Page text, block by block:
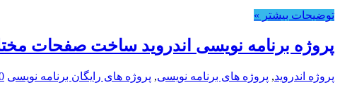
توضیحات بیشتر »
پروژه برنامه نویسی اندروید ساخت صفحات
پروژه اندروید, پروژه های برنامه نویسی, پروژه های رایگان برنامه نویسی